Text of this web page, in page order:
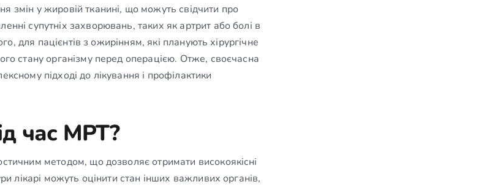
у жировій тканині, що можуть свідчити про
супутніх захворювань, таких як артрит або болі в
для пацієнтів з ожирінням, які планують хірургічне
стану організму перед операцією. Отже, своєчасна
підході до лікування і профілактики
час МРТ?
методом, що дозволяє отримати високоякісні
лікарі можуть оцінити стан інших важливих органів,